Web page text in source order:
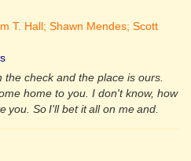
T. Hall; Shawn Mendes; Scott
check and the place is ours.
home to you. I don't know, how
you. So I'll bet it all on me and.